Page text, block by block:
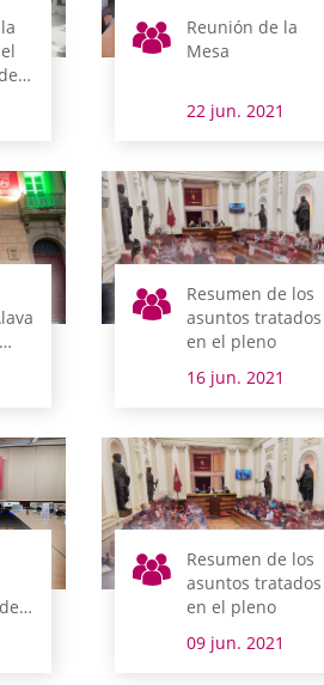
Reunión de la
Mesa
22 jun. 2021
Resumen de los
asuntos tratados
en el pleno
16 jun. 2021
Resumen de los
asuntos tratados
en el pleno
09 jun. 2021